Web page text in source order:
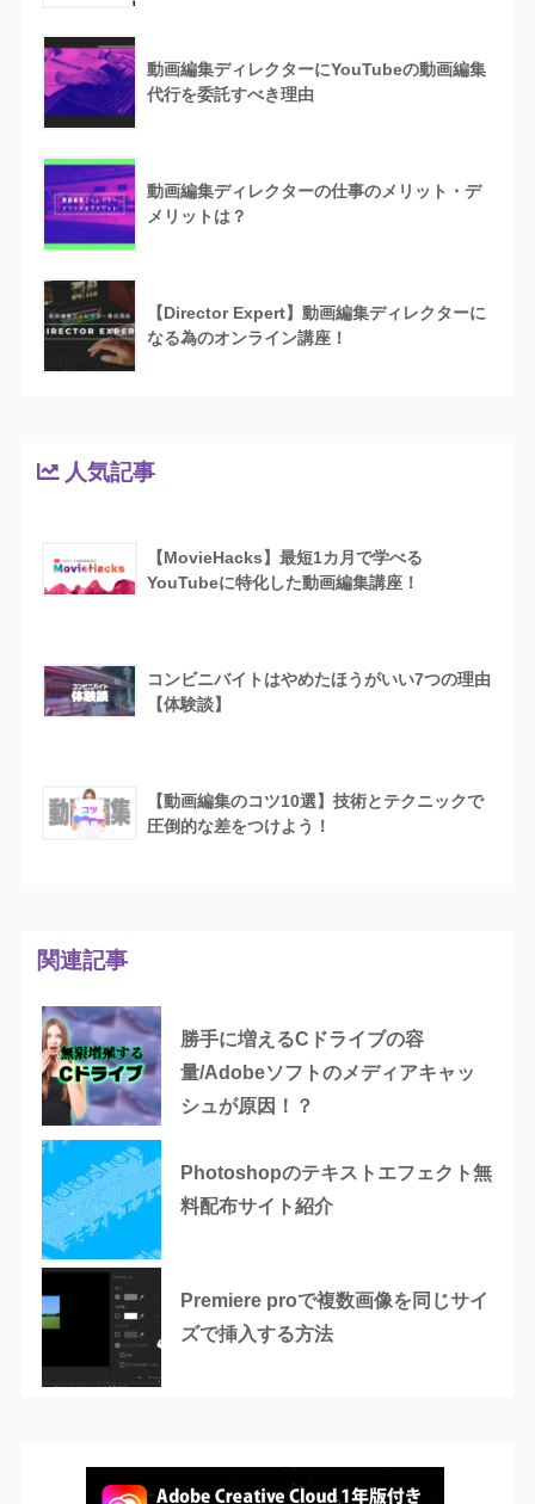
動画編集ディレクターにYouTubeの動画編集
代行を委託すべき理由
動画編集ディレクターの仕事のメリット・デ
メリットは？
【Director Expert】動画編集ディレクターに
なる為のオンライン講座！
人気記事
【MovieHacks】最短1カ月で学べる
YouTubeに特化した動画編集講座！
コンビニバイトはやめたほうがいい7つの理由
【体験談】
【動画編集のコツ10選】技術とテクニックで
圧倒的な差をつけよう！
関連記事
勝手に増えるCドライブの容
量/Adobeソフトのメディアキャッ
シュが原因！？
Photoshopのテキストエフェクト無
料配布サイト紹介
Premiere proで複数画像を同じサイ
ズで挿入する方法